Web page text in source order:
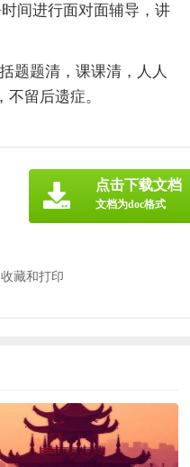
间进行面对面辅导，讲
题题清，课课清，人人
留后遗症。
藏和打印
点击下载文档
文档为doc格式